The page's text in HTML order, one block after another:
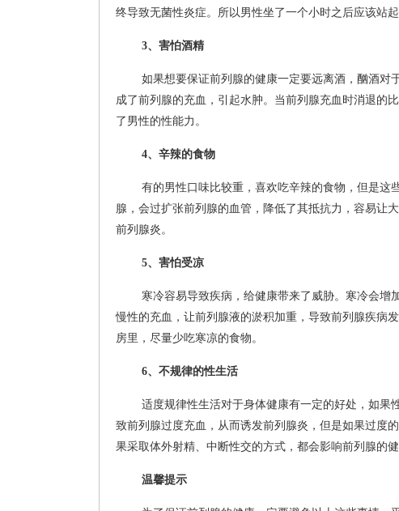
终导致无菌性炎症。所以男性坐了一个小时之后应该站
3、害怕酒精
如果想要保证前列腺的健康一定要远离酒，酗酒对
成了前列腺的充血，引起水肿。当前列腺充血时消退的
了男性的性能力。
4、辛辣的食物
有的男性口味比较重，喜欢吃辛辣的食物，但是这
腺，会过扩张前列腺的血管，降低了其抵抗力，容易让
前列腺炎。
5、害怕受凉
寒冷容易导致疾病，给健康带来了威胁。寒冷会
慢性的充血，让前列腺液的淤积加重，导致前列腺疾病
房里，尽量少吃寒凉的食物。
6、不规律的性生活
适度规律性生活对于身体健康有一定的好处，如果
致前列腺过度充血，从而诱发前列腺炎，但是如果过度
果采取体外射精、中断性交的方式，都会影响前列腺的健
温馨提示